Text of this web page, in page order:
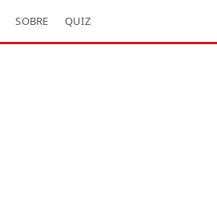
SOBRE QUIZ